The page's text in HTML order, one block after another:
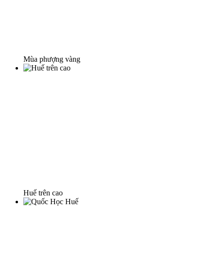
Mùa phượng vàng
Huế trên cao